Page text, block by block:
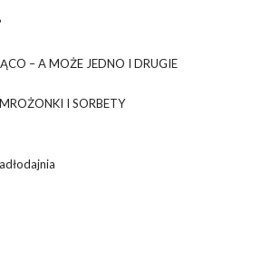
– A MOŻE JEDNO I DRUGIE
I SORBETY